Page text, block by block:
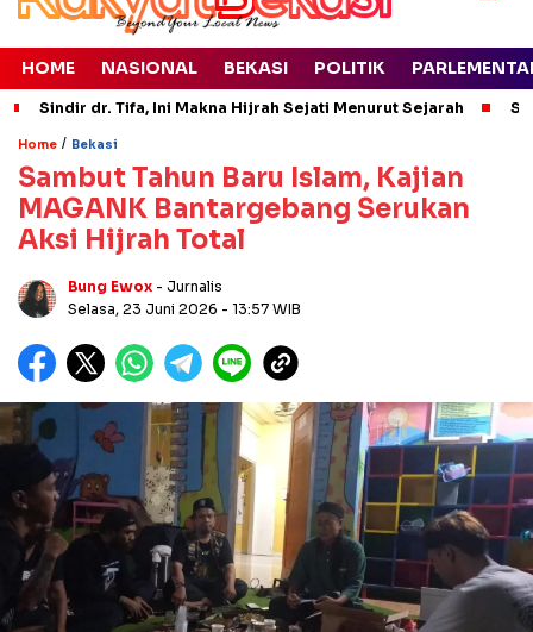
HOME NASIONAL BEKASI POLITIK
Sindir dr. Tifa, Ini Makna Hijrah Sejati Menurut Sejarah
Home / Bekasi
Sambut Tahun Baru Islam, Kajian
MAGANK Bantargebang Serukan
Aksi Hijrah Total
Bung Ewox - Jurnalis
Selasa, 23 Juni 2026 - 13:57 WIB